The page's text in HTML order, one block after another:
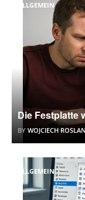
ALLGEMEIN
Die Festplatte
BY WOJCIECH
ALLGEMEIN